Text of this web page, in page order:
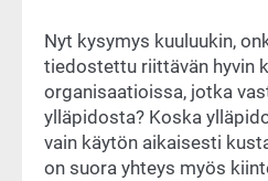
Nyt kysymys kuuluukin,
tiedostettu riittävän hyvin
organisaatioissa, jotka
ylläpidosta? Koska
vain käytön aikaisesti
on suora yhteys myös